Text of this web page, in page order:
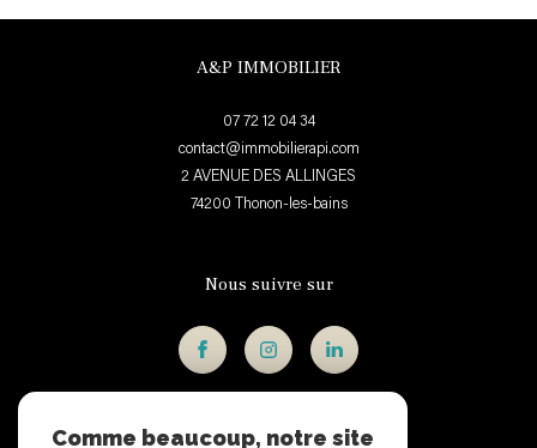
A&P IMMOBILIER
07 72 12 04 34
contact@immobilierapi.com
2 AVENUE DES ALLINGES
74200
thonon-les-bains
Nous suivre sur
Comme beaucoup, notre site